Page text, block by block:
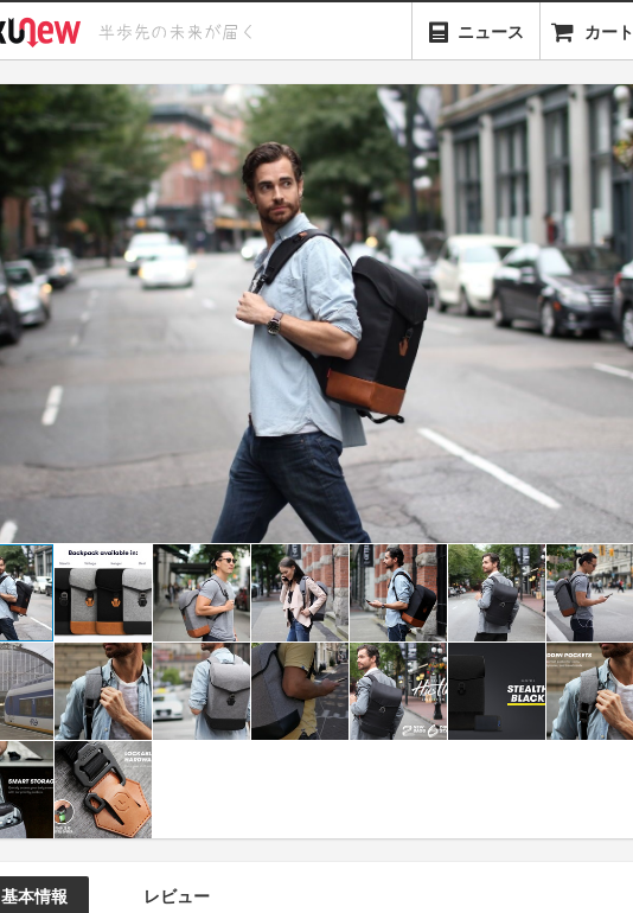
ニュース カート
基本情報 レビュー